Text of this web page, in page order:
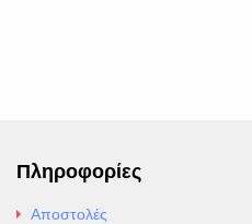
Πληροφορίες
Αποστολές